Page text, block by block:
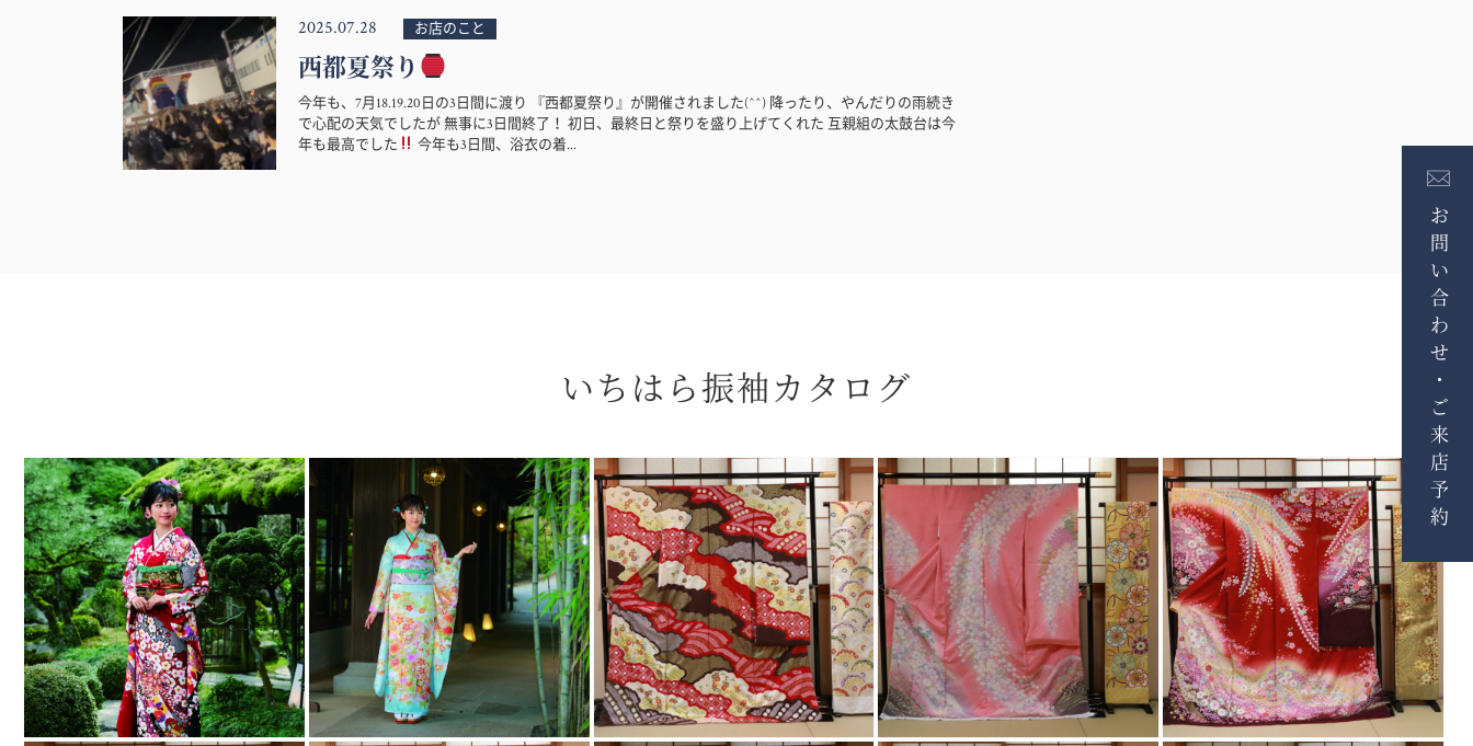
2025.07.28 お店のこと
西都夏祭り
今年も、7月18.19.20日の3日間に渡り 『西都夏祭り』が開催されました(^^) 降ったり、やんだりの雨続き
で心配の天気でしたが 無事に3日間終了！ 初日、最終日と祭りを盛り上げてくれた 互親組の太鼓台は今
年も最高でした
今年も3日間、浴衣の着...
いちはら振袖カタログ お問い合わせ・ご来店予約